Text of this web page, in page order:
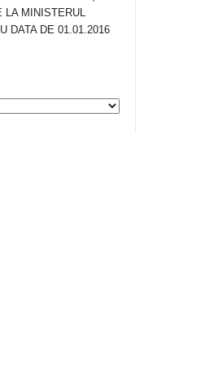
MINISTERUL
DATA DE 01.01.2016